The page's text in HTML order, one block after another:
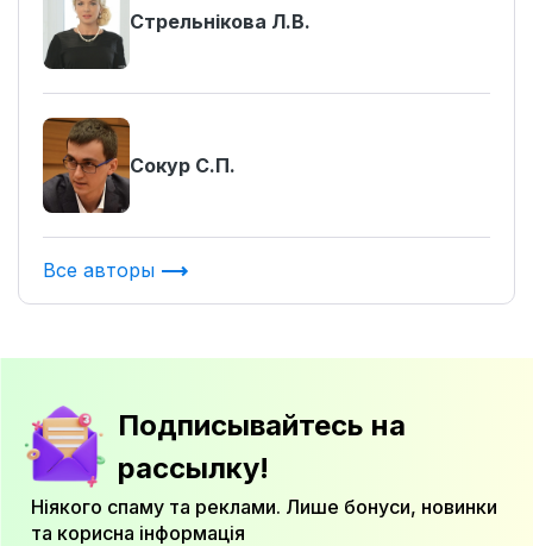
Стрельнікова Л.В.
Сокур С.П.
Все авторы
Подписывайтесь на
рассылку!
Ніякого спаму та реклами. Лише бонуси, новинки
та корисна інформація